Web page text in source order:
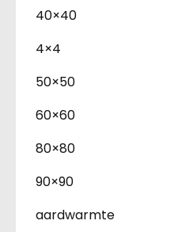
40×40
4×4
50×50
60×60
80×80
90×90
aardwarmte